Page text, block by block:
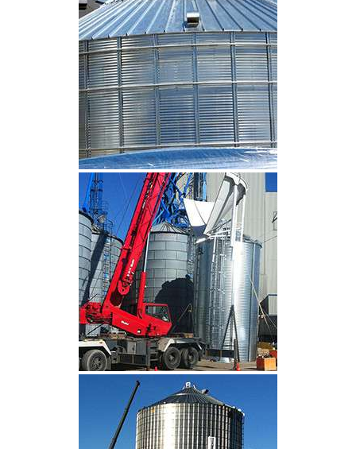
CLIQUEZ POUR AGRANDIR
CLIQUEZ POUR AGRANDIR